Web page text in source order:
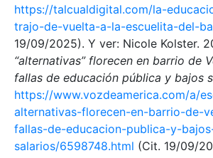
https://talcualdigital.com/la-
trajo-de-vuelta-a-la-escuelita-del-
19/09/2025). Y ver: Nicole Kolster.
“alternativas” florecen en barrio de
fallas de educación pública y bajos
https://www.vozdeamerica.com/a/
alternativas-florecen-en-barrio-de-
fallas-de-educacion-publica-y-
salarios/6598748.html (Cit. 19/09/